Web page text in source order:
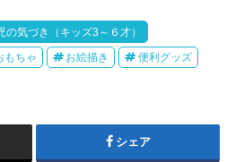
の気づき（キッズ3～６才）
もちゃ お絵描き 便利グッズ
シェア